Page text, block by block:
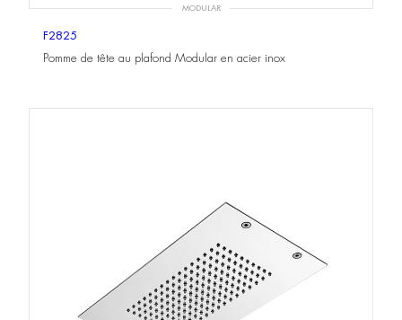
MODULAR
F2825
Pomme de tête au plafond Modular en acier inox